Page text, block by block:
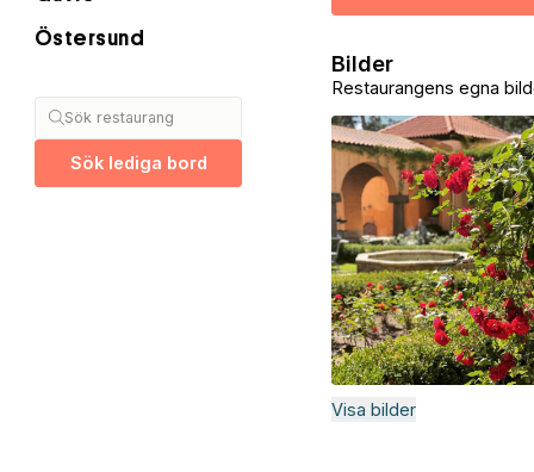
Östersund
Sök restaurang
Sök lediga bord
Restaurangens egna
Bilder
Visa bilder